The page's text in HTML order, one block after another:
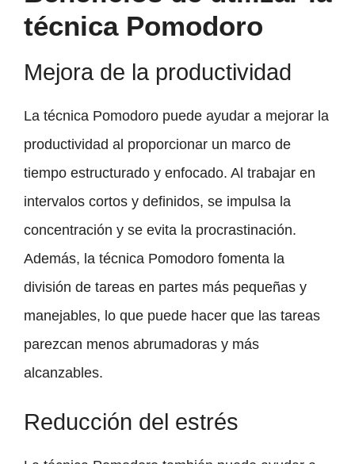
técnica Pomodoro
Mejora de la productividad
La técnica Pomodoro puede ayudar a mejorar la
productividad al proporcionar un marco de
tiempo estructurado y enfocado. Al trabajar en
intervalos cortos y definidos, se impulsa la
concentración y se evita la procrastinación.
Además, la técnica Pomodoro fomenta la
división de tareas en partes más pequeñas y
manejables, lo que puede hacer que las tareas
parezcan menos abrumadoras y más
alcanzables.
Reducción del estrés